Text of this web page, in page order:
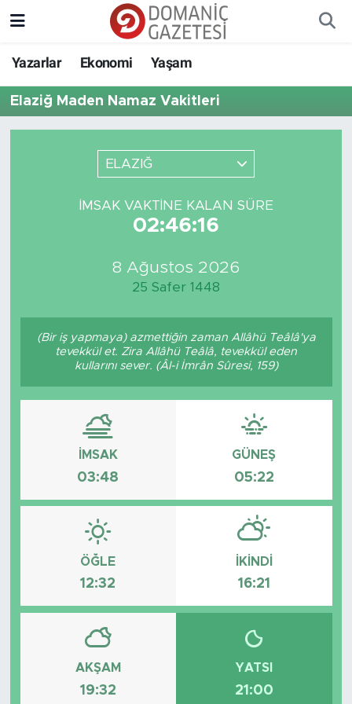
Yazarlar Ekonomi Yaşam
Elaziğ Maden Namaz Vakitleri
ELAZIĞ
İMSAK VAKTINE KALAN SÜRE
02:46:16
8 Ağustos 2026
25 Safer 1448
(Bir iş yapmaya) azmettiğin zaman Allâhü Teâlâ'ya
tevekkül et. Zira Allâhü Teâlâ, tevekkül eden
kullarını sever. (Âl-i İmrân Sûresi, 159)
İMSAK
03:48
GÜNEŞ
05:22
ÖĞLE
12:32
İKINDI
16:21
AKŞAM
19:32
YATSI
21:00